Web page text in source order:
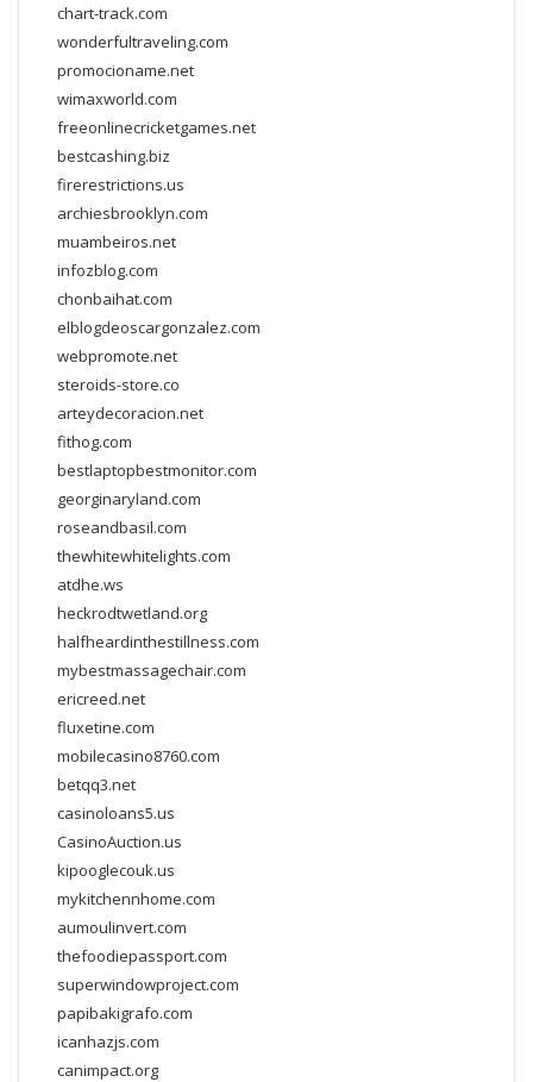
chart-track.com
wonderfultraveling.com
promocioname.net
wimaxworld.com
freeonlinecricketgames.net
bestcashing.biz
firerestrictions.us
archiesbrooklyn.com
muambeiros.net
infozblog.com
chonbaihat.com
elblogdeoscargonzalez.com
webpromote.net
steroids-store.co
arteydecoracion.net
fithog.com
bestlaptopbestmonitor.com
georginaryland.com
roseandbasil.com
thewhitewhitelights.com
atdhe.ws
heckrodtwetland.org
halfheardinthestillness.com
mybestmassagechair.com
ericreed.net
fluxetine.com
mobilecasino8760.com
betqq3.net
casinoloans5.us
CasinoAuction.us
kipooglecouk.us
mykitchennhome.com
aumoulinvert.com
thefoodiepassport.com
superwindowproject.com
papibakigrafo.com
icanhazjs.com
canimpact.org